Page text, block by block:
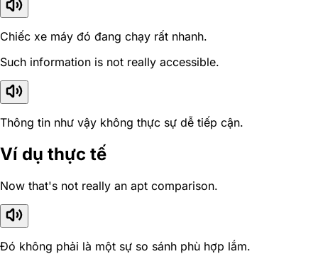
Chiếc xe máy đó đang chạy rất nhanh.
Such information is not really accessible.
Thông tin như vậy không thực sự dễ tiếp cận.
Ví dụ thực tế
Now that's not really an apt comparison.
Đó không phải là một sự so sánh phù hợp lắm.